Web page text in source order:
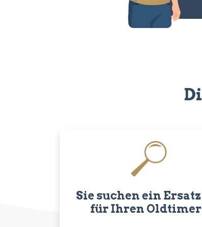
Sie suchen ein
für Ihren